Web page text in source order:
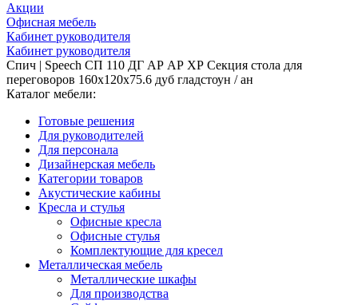
Акции
Офисная мебель
Кабинет руководителя
Кабинет руководителя
Спич | Speech СП 110 ДГ АР АР ХР Секция стола для
переговоров 160x120x75.6 дуб гладстоун / ан
Каталог мебели:
Готовые решения
Для руководителей
Для персонала
Дизайнерская мебель
Категории товаров
Акустические кабины
Кресла и стулья
Офисные кресла
Офисные стулья
Комплектующие для кресел
Металлическая мебель
Металлические шкафы
Для производства